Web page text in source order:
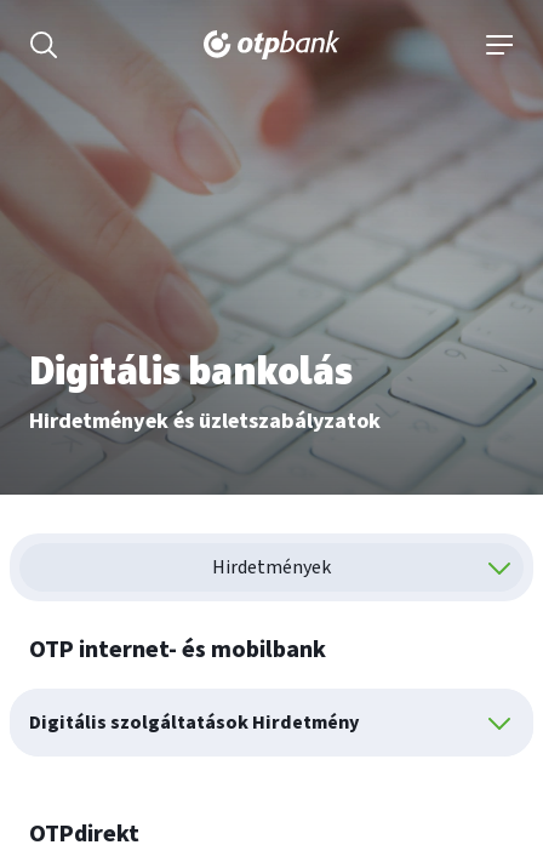
Keresés kinyitása
Digitális bankolás
Hirdetmények és üzletszabályzatok
Hirdetmények
OTP internet- és mobilbank
Digitális szolgáltatások Hirdetmény
OTPdirekt